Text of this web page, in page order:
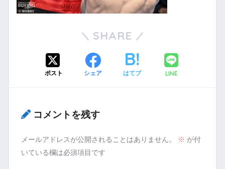
SHARE
ポスト シェア はてブ LINE
コメントを残す
メールアドレスが公開されることはありません。 ※ が付
いている欄は必須項目です